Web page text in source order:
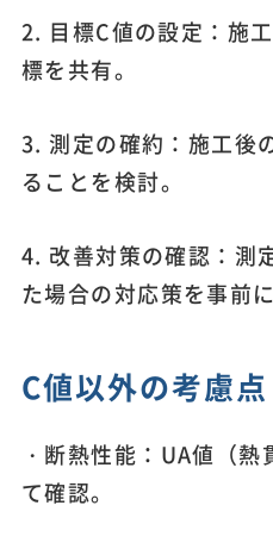
2. 目標C値の設定：施
標を共有。
3. 測定の確約：施工後
ることを検討。
4. 改善対策の確認：測
た場合の対応策を事前に
C値以外の考慮点
・断熱性能：UA値（
て確認。